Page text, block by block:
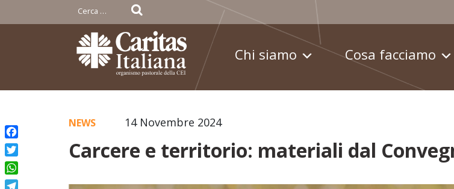
Skip
to
content
Ricerca
per:
Chi siamo Cosa facciamo
14 Novembre 2024
NEWS
Carcere e territorio: materiali dal
Facebook
Twitter
WhatsApp